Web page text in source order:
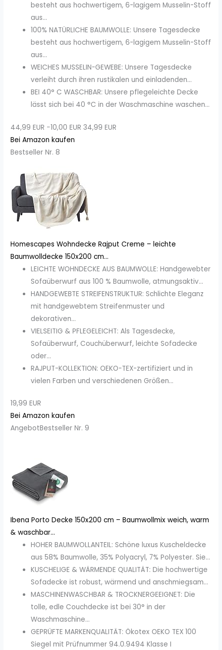
besteht aus hochwertigem, 6-lagigem Musselin-Stoff
aus...
100% NATÜRLICHE BAUMWOLLE: Unsere Tagesdecke
besteht aus hochwertigem, 6-lagigem Musselin-Stoff
aus...
WEICHES MUSSELIN-GEWEBE: Unsere Tagesdecke
verleiht durch ihren rustikalen und einladenden...
BEI 40° C WASCHBAR: Unsere pflegeleichte Decke
lässt sich bei 40 °C in der Waschmaschine waschen...
44,99 EUR −10,00 EUR 34,99 EUR
Bei Amazon kaufen
Bestseller Nr. 8
Homescapes Wohndecke Rajput Creme – leichte
Baumwolldecke 150x200 cm...
LEICHTE WOHNDECKE AUS BAUMWOLLE: Handgewebter
Sofaüberwurf aus 100 % Baumwolle, atmungsaktiv...
HANDGEWEBTE STREIFENSTRUKTUR: Schlichte Eleganz
mit handgewebtem Streifenmuster und
dekorativen...
VIELSEITIG & PFLEGELEICHT: Als Tagesdecke,
Sofaüberwurf, Couchüberwurf, leichte Sofadecke
oder...
RAJPUT-KOLLEKTION: OEKO-TEX-zertifiziert und in
vielen Farben und verschiedenen Größen...
19,99 EUR
Bei Amazon kaufen
AngebotBestseller Nr. 9
Ibena Porto Decke 150x200 cm – Baumwollmix weich, warm
& waschbar...
HOHER BAUMWOLLANTEIL: Schöne luxus Kuscheldecke
aus 58% Baumwolle, 35% Polyacryl, 7% Polyester. Sie...
KUSCHELIGE & WÄRMENDE QUALITÄT: Die hochwertige
Sofadecke ist robust, wärmend und anschmiegsam...
MASCHINENWASCHBAR & TROCKNERGEEIGNET: Die
tolle, edle Couchdecke ist bei 30° in der
Waschmaschine...
GEPRÜFTE MARKENQUALITÄT: Ökotex OEKO TEX 100
Siegel mit Prüfnummer 94.0.9494 Klasse I